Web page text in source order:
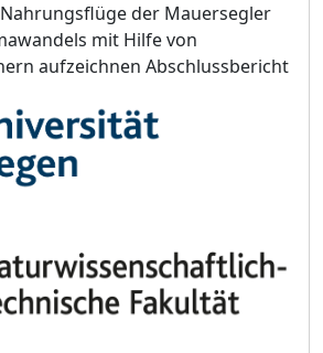
Nahrungsflüge der Mauersegler
mit Hilfe von
aufzeichnen Abschlussbericht